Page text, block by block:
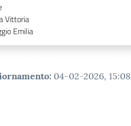
Vittoria
Emilia
: 04-02-2026, 15:08